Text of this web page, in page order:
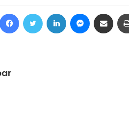
FacebookTwitter LinkedIn Messenger
Share via Email